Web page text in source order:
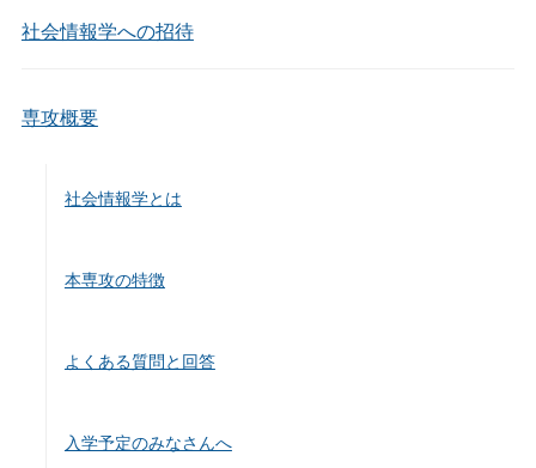
社会情報学への招待
専攻概要
社会情報学とは
本専攻の特徴
よくある質問と回答
入学予定のみなさんへ